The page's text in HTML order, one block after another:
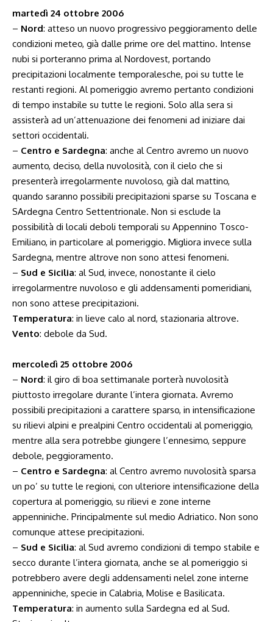
martedì 24 ottobre 2006
– Nord: atteso un nuovo progressivo peggioramento delle
condizioni meteo, già dalle prime ore del mattino. Intense
nubi si porteranno prima al Nordovest, portando
precipitazioni localmente temporalesche, poi su tutte le
restanti regioni. Al pomeriggio avremo pertanto condizioni
di tempo instabile su tutte le regioni. Solo alla sera si
assisterà ad un’attenuazione dei fenomeni ad iniziare dai
settori occidentali.
– Centro e Sardegna: anche al Centro avremo un nuovo
aumento, deciso, della nuvolosità, con il cielo che si
presenterà irregolarmente nuvoloso, già dal mattino,
quando saranno possibili precipitazioni sparse su Toscana e
SArdegna Centro Settentrionale. Non si esclude la
possibilità di locali deboli temporali su Appennino Tosco-
Emiliano, in particolare al pomeriggio. Migliora invece sulla
Sardegna, mentre altrove non sono attesi fenomeni.
– Sud e Sicilia: al Sud, invece, nonostante il cielo
irregolarmentre nuvoloso e gli addensamenti pomeridiani,
non sono attese precipitazioni.
Temperatura: in lieve calo al nord, stazionaria altrove.
Vento: debole da Sud.
mercoledì 25 ottobre 2006
– Nord: il giro di boa settimanale porterà nuvolosità
piuttosto irregolare durante l’intera giornata. Avremo
possibili precipitazioni a carattere sparso, in intensificazione
su rilievi alpini e prealpini Centro occidentali al pomeriggio,
mentre alla sera potrebbe giungere l’ennesimo, seppure
debole, peggioramento.
– Centro e Sardegna: al Centro avremo nuvolosità sparsa
un po’ su tutte le regioni, con ulteriore intensificazione della
copertura al pomeriggio, su rilievi e zone interne
appenniniche. Principalmente sul medio Adriatico. Non sono
comunque attese precipitazioni.
– Sud e Sicilia: al Sud avremo condizioni di tempo stabile e
secco durante l’intera giornata, anche se al pomeriggio si
potrebbero avere degli addensamenti nelel zone interne
appenniniche, specie in Calabria, Molise e Basilicata.
Temperatura: in aumento sulla Sardegna ed al Sud.